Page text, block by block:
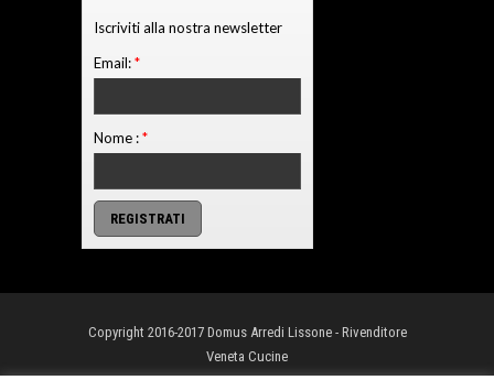
Iscriviti alla nostra newsletter
Email:*
Nome :*
Copyright 2016-2017 Domus Arredi Lissone - Rivenditore
Veneta Cucine